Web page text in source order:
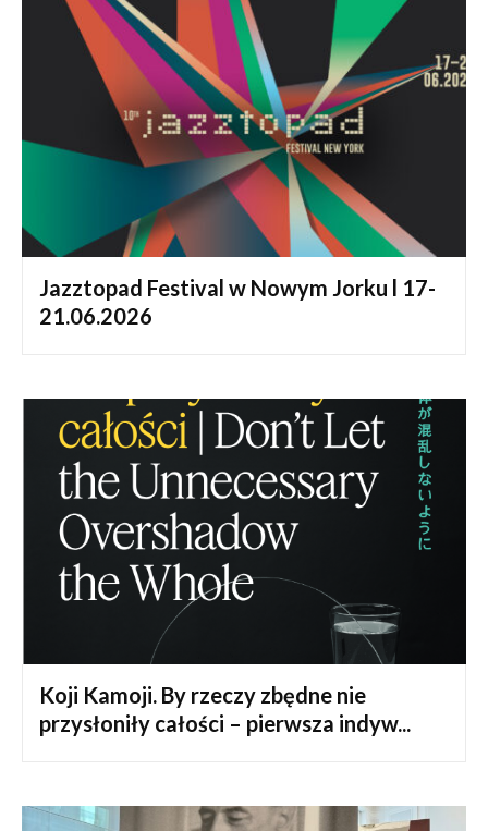
Jazztopad Festival w Nowym Jorku l 17-
21.06.2026
Koji Kamoji. By rzeczy zbędne nie
przysłoniły całości – pierwsza indyw...